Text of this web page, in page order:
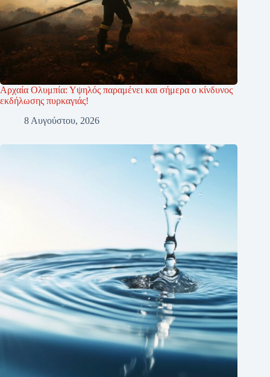
Αρχαία Ολυμπία: Υψηλός παραμένει και σήμερα ο κίνδυνος
εκδήλωσης πυρκαγιάς!
8 Αυγούστου, 2026